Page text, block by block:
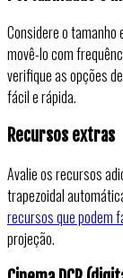
Considere o
movê-lo com
verifique as opções
fácil e rápida.
Recursos extras
Avalie os recursos
trapezoidal
recursos que podem
projeção.